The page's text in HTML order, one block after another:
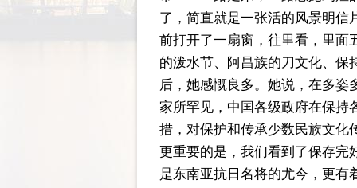
了，简直就是一张活的风景明信
前打开了一扇窗，往里看，里面
的泼水节、阿昌族的刀文化、
后，她感慨良多。她说，在多
家所罕见，中国各级政府在保持
措，对保护和传承少数民族文化
更重要的是，我们看到了保存完
是东南亚抗日名将的尤今，更有